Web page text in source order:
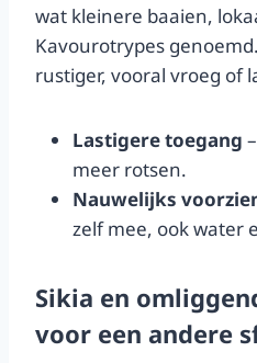
wat kleinere baaien,
Kavourotrypes
rustiger, vooral vroeg of
Lastigere toegang
meer rotsen.
Nauwelijks
zelf mee, ook water
Sikia en
voor een andere